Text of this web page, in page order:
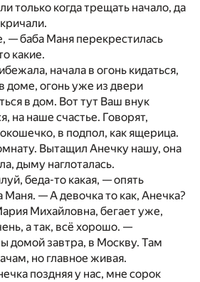
только когда трещать начало, да
— баба Маня перекрестилась
какие.
начала в огонь кидаться,
доме, огонь уже из двери
в дом. Вот тут Ваш внук
на наше счастье. Говорят,
в подпол, как ящерица.
Вытащил Анечку нашу, она
дыму наглоталась.
беда-то какая, — опять
Маня. — А девочка то как, Анечка?
Михайловна, бегает уже,
а так, всё хорошо. —
домой завтра, в Москву. Там
но главное живая.
поздняя у нас, мне сорок